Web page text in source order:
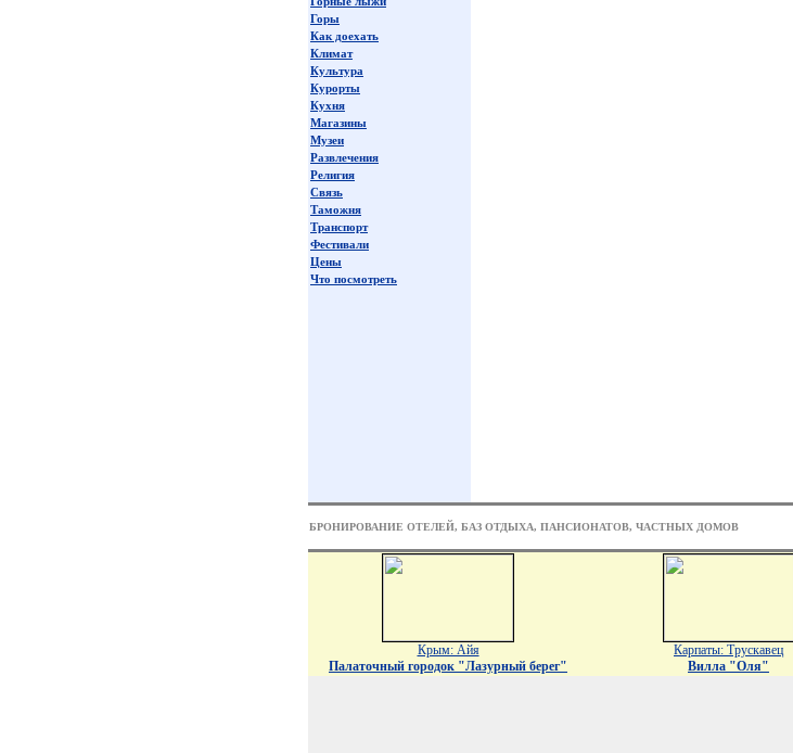
Горы
Как доехать
Климат
Культура
Курорты
Кухня
Магазины
Музеи
Развлечения
Религия
Связь
Таможня
Транспорт
Фестивали
Цены
Что посмотреть
БРОНИРОВАНИЕ ОТЕЛЕЙ, БАЗ ОТДЫХА, ПАНСИОНАТОВ, ЧАСТНЫХ ДОМОВ
Крым: Айя
Палаточный городок "Лазурный берег"
Карпаты: Трускавец
Вилла "Оля"